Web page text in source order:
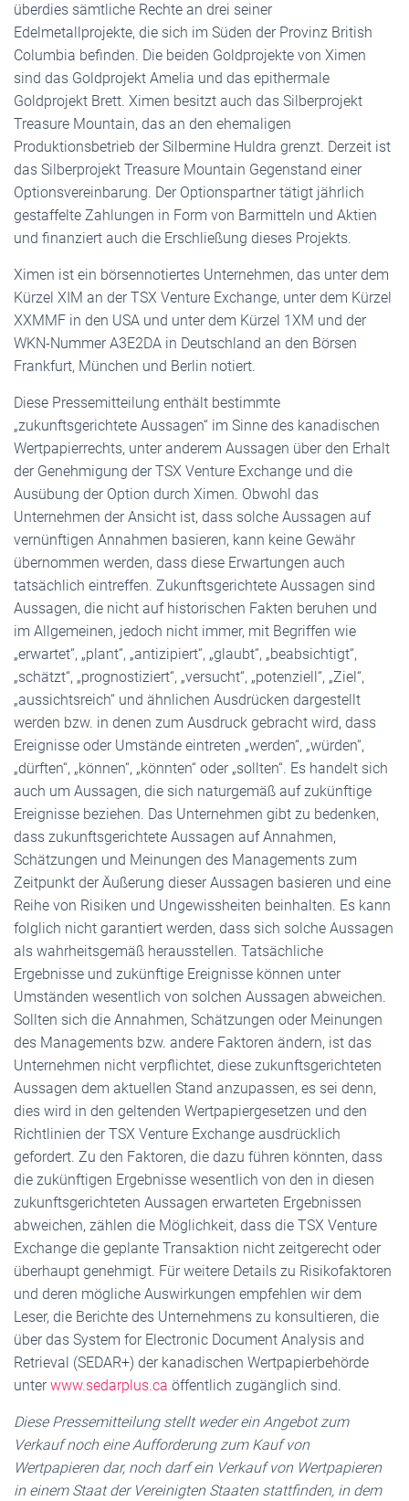
überdies sämtliche Rechte an drei seiner
Edelmetallprojekte, die sich im Süden der Provinz British
Columbia befinden. Die beiden Goldprojekte von Ximen
sind das Goldprojekt Amelia und das epithermale
Goldprojekt Brett. Ximen besitzt auch das Silberprojekt
Treasure Mountain, das an den ehemaligen
Produktionsbetrieb der Silbermine Huldra grenzt. Derzeit ist
das Silberprojekt Treasure Mountain Gegenstand einer
Optionsvereinbarung. Der Optionspartner tätigt jährlich
gestaffelte Zahlungen in Form von Barmitteln und Aktien
und finanziert auch die Erschließung dieses Projekts.
Ximen ist ein börsennotiertes Unternehmen, das unter dem
Kürzel XIM an der TSX Venture Exchange, unter dem Kürzel
XXMMF in den USA und unter dem Kürzel 1XM und der
WKN-Nummer A3E2DA in Deutschland an den Börsen
Frankfurt, München und Berlin notiert.
Diese Pressemitteilung enthält bestimmte
„zukunftsgerichtete Aussagen“ im Sinne des kanadischen
Wertpapierrechts, unter anderem Aussagen über den Erhalt
der Genehmigung der TSX Venture Exchange und die
Ausübung der Option durch Ximen. Obwohl das
Unternehmen der Ansicht ist, dass solche Aussagen auf
vernünftigen Annahmen basieren, kann keine Gewähr
übernommen werden, dass diese Erwartungen auch
tatsächlich eintreffen. Zukunftsgerichtete Aussagen sind
Aussagen, die nicht auf historischen Fakten beruhen und
im Allgemeinen, jedoch nicht immer, mit Begriffen wie
„erwartet“, „plant“, „antizipiert“, „glaubt“, „beabsichtigt“,
„schätzt“, „prognostiziert“, „versucht“, „potenziell“, „Ziel“,
„aussichtsreich“ und ähnlichen Ausdrücken dargestellt
werden bzw. in denen zum Ausdruck gebracht wird, dass
Ereignisse oder Umstände eintreten „werden“, „würden“,
„dürften“, „können“, „könnten“ oder „sollten“. Es handelt sich
auch um Aussagen, die sich naturgemäß auf zukünftige
Ereignisse beziehen. Das Unternehmen gibt zu bedenken,
dass zukunftsgerichtete Aussagen auf Annahmen,
Schätzungen und Meinungen des Managements zum
Zeitpunkt der Äußerung dieser Aussagen basieren und eine
Reihe von Risiken und Ungewissheiten beinhalten. Es kann
folglich nicht garantiert werden, dass sich solche Aussagen
als wahrheitsgemäß herausstellen. Tatsächliche
Ergebnisse und zukünftige Ereignisse können unter
Umständen wesentlich von solchen Aussagen abweichen.
Sollten sich die Annahmen, Schätzungen oder Meinungen
des Managements bzw. andere Faktoren ändern, ist das
Unternehmen nicht verpflichtet, diese zukunftsgerichteten
Aussagen dem aktuellen Stand anzupassen, es sei denn,
dies wird in den geltenden Wertpapiergesetzen und den
Richtlinien der TSX Venture Exchange ausdrücklich
gefordert. Zu den Faktoren, die dazu führen könnten, dass
die zukünftigen Ergebnisse wesentlich von den in diesen
zukunftsgerichteten Aussagen erwarteten Ergebnissen
abweichen, zählen die Möglichkeit, dass die TSX Venture
Exchange die geplante Transaktion nicht zeitgerecht oder
überhaupt genehmigt. Für weitere Details zu Risikofaktoren
und deren mögliche Auswirkungen empfehlen wir dem
Leser, die Berichte des Unternehmens zu konsultieren, die
über das System for Electronic Document Analysis and
Retrieval (SEDAR+) der kanadischen Wertpapierbehörde
unterwww.sedarplus.ca öffentlich zugänglich sind.
Diese Pressemitteilung stellt weder ein Angebot zum
Verkauf noch eine Aufforderung zum Kauf von
Wertpapieren dar, noch darf ein Verkauf von Wertpapieren
in einem Staat der Vereinigten Staaten stattfinden, in dem